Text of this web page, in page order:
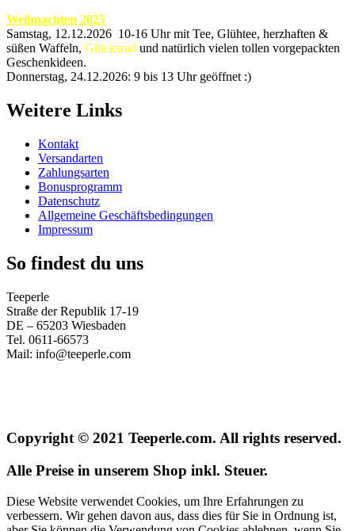
Weihnachten 2025
Samstag, 12.12.2026 10-16 Uhr mit Tee, Glühtee, herzhaften &
süßen Waffeln, Glücksrad und natürlich vielen tollen vorgepackten
Geschenkideen.
Donnerstag, 24.12.2026: 9 bis 13 Uhr geöffnet :)
Weitere Links
Kontakt
Versandarten
Zahlungsarten
Bonusprogramm
Datenschutz
Allgemeine Geschäftsbedingungen
Impressum
So findest du uns
Teeperle
Straße der Republik 17-19
DE – 65203 Wiesbaden
Tel. 0611-66573
Mail: info@teeperle.com
Copyright © 2021 Teeperle.com. All rights reserved.
Alle Preise in unserem Shop inkl. Steuer.
Diese Website verwendet Cookies, um Ihre Erfahrungen zu
verbessern. Wir gehen davon aus, dass dies für Sie in Ordnung ist,